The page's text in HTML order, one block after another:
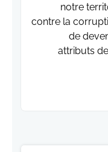
notre
contre la
de
attributs